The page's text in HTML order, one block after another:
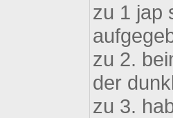
zu 1 jap
zu 2.
der
zu 3.